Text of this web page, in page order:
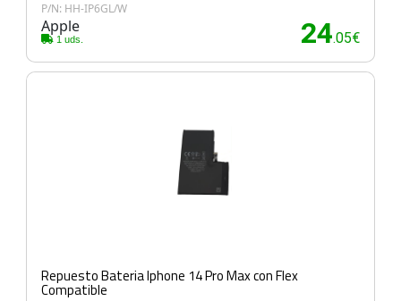
P/N: HH-IP6GL/W
Apple
1 uds. 24.05€
Repuesto Bateria Iphone 14 Pro Max con Flex
Compatible